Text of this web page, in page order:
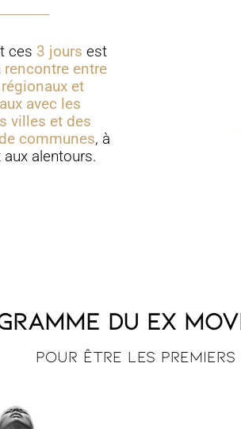
ces 3 joursest
rencontre entre
et
avec les
villes et des
communes, à
alentours.
du Ex
Pour être les